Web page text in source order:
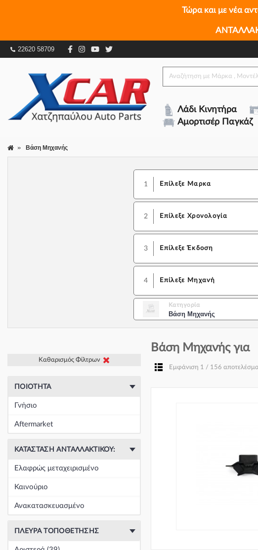
Τώρα και με νέα
22620 58709
Λάδι Κινητήρα
Αμορτισέρ Παγκάζ
Βάση Μηχανής
1 Επίλεξε Μαρκα
2 Επίλεξε Χρονολογία
3 Επίλεξε Έκδοση
4 Επίλεξε Μηχανή
Κατηγορία
Βάση Μηχανής
Καθαρισμός Φίλτρων
ΠΟΙΌΤΗΤΑ
Γνήσιο
Aftermarket
ΚΑΤΆΣΤΑΣΗ ΑΝΤΑΛΛΑΚΤΙΚΟΎ:
Ελαφρώς μεταχειρισμένο
Καινούριο
Ανακατασκευασμένο
ΠΛΕΥΡΆ ΤΟΠΟΘΈΤΗΣΗΣ
Βάση Μηχανής για
Εμφάνιση 1 / 156